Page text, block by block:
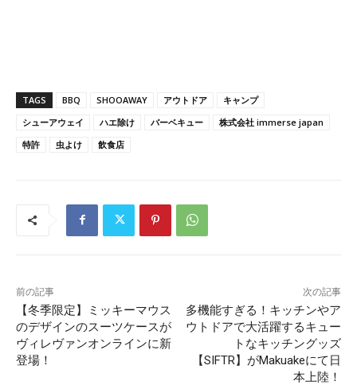
TAGS BBQ SHOOAWAY アウトドア
キャンプ
シューアウェイ
ハエ除け バーベキュー
株式会社 immerse japan
特許
虫よけ 飲食店
前の記事
【冬季限定】ミッキーマウス
のデザインのスーツケースが
ヴィレヴァンオンラインに新
登場！
次の記事
多機能すぎる！キッチンやア
ウトドアで大活躍するキュー
トなキッチングッズ
【SIFTR】がMakuakeにて日
本上陸！